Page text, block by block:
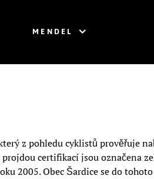
MENDEL
z pohledu cyklistů prověřuje
certifikací jsou označena
2005. Obec Šardice se do